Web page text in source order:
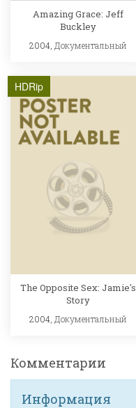
Amazing Grace: Jeff
Buckley
2004, Документальный
HDRip
The Opposite Sex: Jamie's
Story
2004, Документальный
Комментарии
Информация